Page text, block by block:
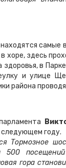
самые
хоре, здесь
здоровья, в
и улице
района
следующем году.
Тормозное
500
гора